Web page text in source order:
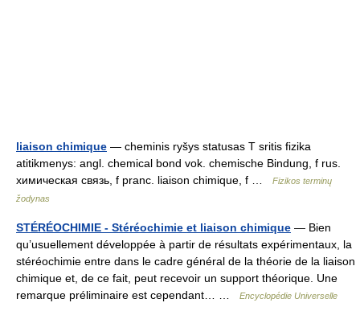
liaison chimique — cheminis ryšys statusas T sritis fizika
atitikmenys: angl. chemical bond vok. chemische Bindung, f rus.
химическая связь, f pranc. liaison chimique, f …
Fizikos terminų
žodynas
STÉRÉOCHIMIE - Stéréochimie et liaison chimique — Bien
qu’usuellement développée à partir de résultats expérimentaux, la
stéréochimie entre dans le cadre général de la théorie de la liaison
chimique et, de ce fait, peut recevoir un support théorique. Une
remarque préliminaire est cependant… …
Encyclopédie Universelle